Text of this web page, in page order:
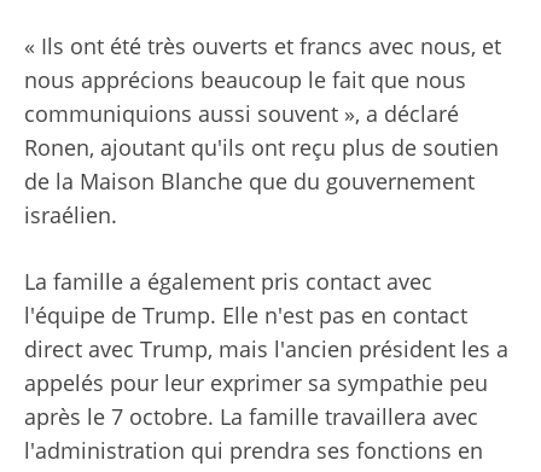
« Ils ont été très ouverts et francs avec nous, et
nous apprécions beaucoup le fait que nous
communiquions aussi souvent », a déclaré
Ronen, ajoutant qu'ils ont reçu plus de soutien
de la Maison Blanche que du gouvernement
israélien.
La famille a également pris contact avec
l'équipe de Trump. Elle n'est pas en contact
direct avec Trump, mais l'ancien président les a
appelés pour leur exprimer sa sympathie peu
après le 7 octobre. La famille travaillera avec
l'administration qui prendra ses fonctions en